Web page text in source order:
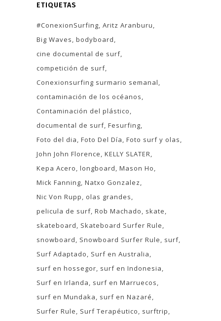
ETIQUETAS
#ConexionSurfing Aritz Aranburu
Big Waves bodyboard
cine documental de surf
competición de surf
Conexionsurfing surmario semanal
contaminación de los océanos
Contaminación del plástico
documental de surf Fesurfing
Foto del dia Foto Del Día Foto surf y olas
John John Florence KELLY SLATER
Kepa Acero longboard Mason Ho
Mick Fanning Natxo Gonzalez
Nic Von Rupp
olas grandes
pelicula de surf Rob Machado
skate
skateboard
Skateboard Surfer Rule
snowboard
Snowboard Surfer Rule
surf
Surf Adaptado
Surf en Australia
surf en hossegor surf en Indonesia
Surf en Irlanda
surf en Marruecos
surf en Mundaka
surf en Nazaré
Surfer Rule
Surf Terapéutico
surftrip